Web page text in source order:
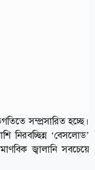
সম্প্রসারিত হচ্ছে।
নিরবচ্ছিন্ন ‘বেসলোড’
জ্বালানি সবচেয়ে